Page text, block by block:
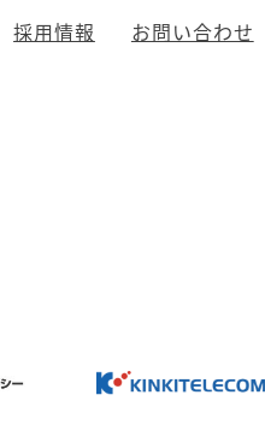
採用情報 お問い合わせ